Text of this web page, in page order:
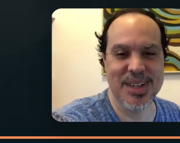
PROGRAMAÇÃO
PROGRAMAS
PODCASTS
06VIDEOCASTS